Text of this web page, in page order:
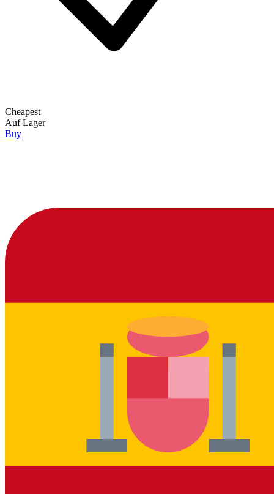
Cheapest
Auf Lager
Buy